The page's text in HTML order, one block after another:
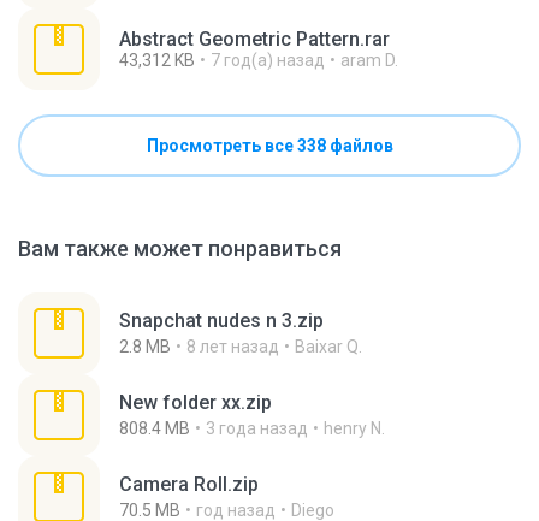
Abstract Geometric Pattern.rar
43,312 KB 7 год(а) назад aram D.
Просмотреть все 338 файлов
Вам также может понравиться
Snapchat nudes n 3.zip
2.8 MB 8 лет назад Baixar Q.
New folder xx.zip
808.4 MB 3 года назад henry N.
Camera Roll.zip
70.5 MB год назад Diego